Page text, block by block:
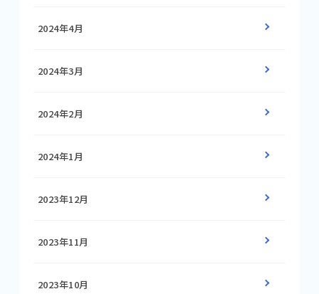
2024年4月
2024年3月
2024年2月
2024年1月
2023年12月
2023年11月
2023年10月